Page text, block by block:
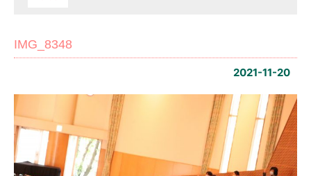
IMG_8348
2021-11-20